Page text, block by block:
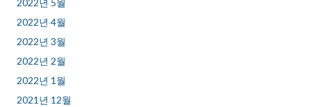
2022년 5월
2022년 4월
2022년 3월
2022년 2월
2022년 1월
2021년 12월